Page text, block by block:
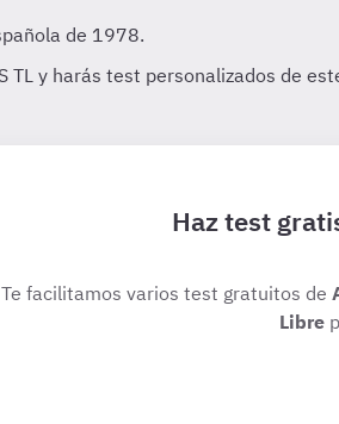
Haz test
Te facilitamos varios test gratuitos de
Libre